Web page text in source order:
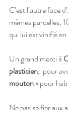
C’est l’autre face
mêmes parcelles,
qui lui est vinifié
Un grand merci à
plasticien,  pour
mouton » pour
Ne pas se fier aux